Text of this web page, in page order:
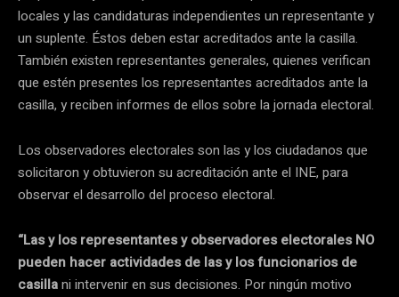
locales y las candidaturas independientes un representante y
un suplente. Éstos deben estar acreditados ante la casilla.
También existen representantes generales, quienes verifican
que estén presentes los representantes acreditados ante la
casilla, y reciben informes de ellos sobre la jornada electoral.
Los observadores electorales son las y los ciudadanos que
solicitaron y obtuvieron su acreditación ante el INE, para
observar el desarrollo del proceso electoral.
“Las y los representantes y observadores electorales NO
pueden hacer actividades de las y los funcionarios de
casillani intervenir en sus decisiones. Por ningún motivo